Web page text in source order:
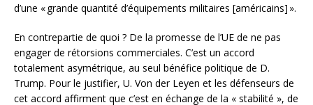
d’une « grande quantité d’équipements militaires [américains] ».
En contrepartie de quoi ? De la promesse de l’UE de ne pas
engager de rétorsions commerciales. C’est un accord
totalement asymétrique, au seul bénéfice politique de D.
Trump. Pour le justifier, U. Von der Leyen et les défenseurs de
cet accord affirment que c’est en échange de la « stabilité », de